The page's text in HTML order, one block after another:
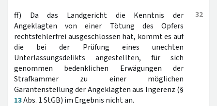
32
ff) Da das Landgericht die Kenntnis der
Angeklagten von einer Tötung des Opfers
rechtsfehlerfrei ausgeschlossen hat, kommt es auf
die bei der Prüfung eines unechten
Unterlassungsdelikts angestellten, für sich
genommen bedenklichen Erwägungen der
Strafkammer zu einer möglichen
Garantenstellung der Angeklagten aus Ingerenz (§
13Abs. 1 StGB) im Ergebnis nicht an.